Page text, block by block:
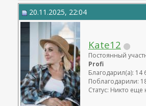
20.11.2025, 22:04
Kate12
Постоянный
Profi
Благодарил(а): 14
Поблагодарили:
Статус: Никто еще